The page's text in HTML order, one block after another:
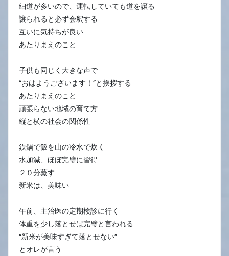
細道が多いので、運転していても道を譲る
譲られると必ず会釈する
互いに気持ちが良い
あたりまえのこと
子供も同じく大きな声で
“おはようございます！”と挨拶する
あたりまえのこと
頑張らない地域の育て方
縦と横の社会の関係性
鉄鍋で飯を山の冷水で炊く
水加減、ほぼ完璧に習得
２０分蒸す
新米は、美味い
午前、主治医の定期検診に行く
体重を少し落とせば完璧と言われる
“新米が美味すぎて落とせない”
とオレが言う